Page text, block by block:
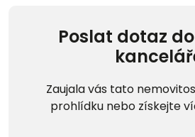
Poslat dotaz
Zaujala vás tato
prohlídku nebo získejte